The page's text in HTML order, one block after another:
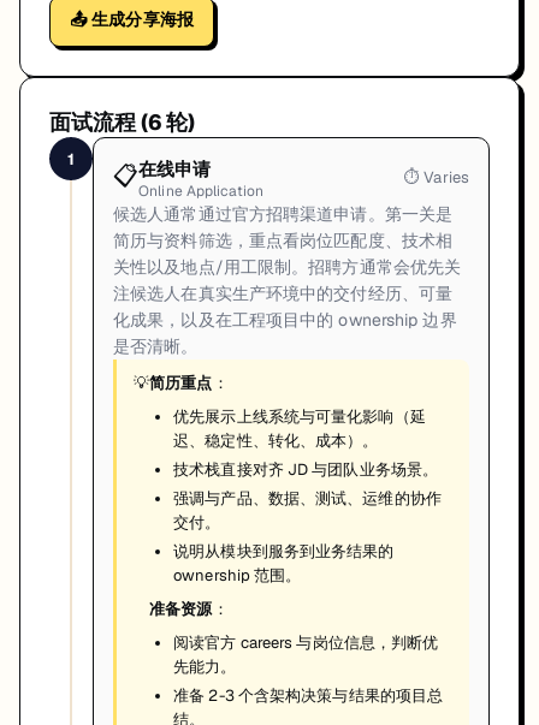
📤 生成分享海报
面试流程 (6轮)
1
📋在线申请
Online Application
⏱Varies
候选人通常通过官方招聘渠道申请。第一关是
简历与资料筛选，重点看岗位匹配度、技术相
关性以及地点/用工限制。招聘方通常会优先关
注候选人在真实生产环境中的交付经历、可量
化成果，以及在工程项目中的 ownership 边界
是否清晰。
💡简历重点 ：
优先展示上线系统与可量化影响（延
迟、稳定性、转化、成本）。
技术栈直接对齐 JD 与团队业务场景。
强调与产品、数据、测试、运维的协作
交付。
说明从模块到服务到业务结果的
ownership 范围。
准备资源：
阅读官方 careers 与岗位信息，判断优
先能力。
准备 2-3 个含架构决策与结果的项目总
结。